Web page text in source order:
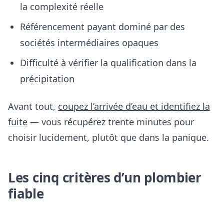
la complexité réelle
Référencement payant dominé par des
sociétés intermédiaires opaques
Difficulté à vérifier la qualification dans la
précipitation
Avant tout, coupez l’arrivée d’eau et identifiez la
fuite — vous récupérez trente minutes pour
choisir lucidement, plutôt que dans la panique.
Les cinq critères d’un plombier
fiable